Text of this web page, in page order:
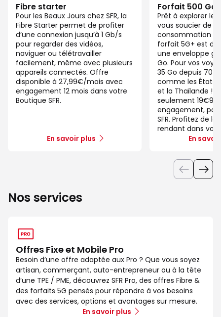
Fibre starter
Pour les Beaux Jours chez SFR, la
Fibre Starter permet de profiter
d’une connexion jusqu’à 1 Gb/s
pour regarder des vidéos,
naviguer ou télétravailler
facilement, même avec plusieurs
appareils connectés. Offre
disponible à 27,99€/mois avec
engagement 12 mois dans votre
Boutique SFR.
En savoir plus
Forfait 500 Go
Prêt à explorer le
vous soucier de
consommation
forfait 5G+ est
une enveloppe
Go. Pour vos
35 Go depuis 70
comme les États-
et la Thaïlande !
seulement
engagement,
SFR. Profitez de
rendant dans
En
Nos services
Offres Fixe et Mobile Pro
Besoin d’une offre adaptée aux Pro ? Que vous soyez
artisan, commerçant, auto-entrepreneur ou à la tête
d’une TPE / PME, découvrez SFR Pro, des offres Fibre &
des forfaits 5G pensés pour répondre à vos besoins
avec des services, options et avantages sur mesure.
En savoir plus